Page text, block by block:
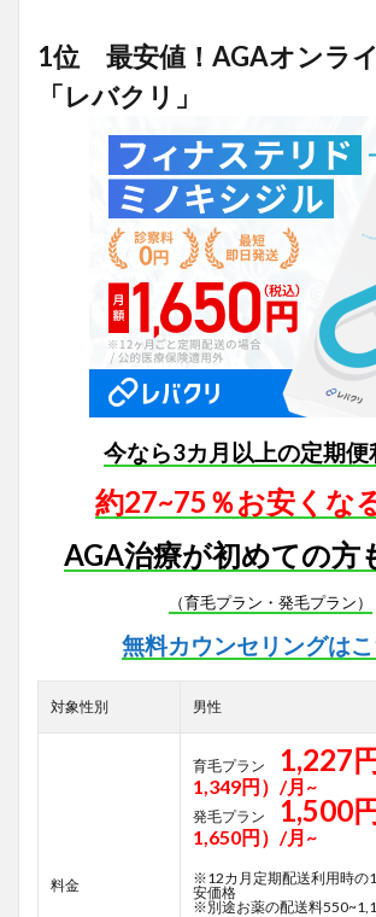
1位 最安値！AGAオンラ
「レバクリ」
今なら3カ月以上の定期便
約27~75％お安くな
AGA治療が初めての方
（育毛プラン・発毛プラン）
無料カウンセリングは
対象性別 男性
料金
育毛プラン 1,227
1,349円）/月~
発毛プラン 1,500
1,650円）/月~
※12カ月定期配送利用時の
安価格
※別途お薬の配送料